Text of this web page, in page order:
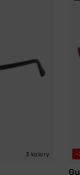
3 kolory -